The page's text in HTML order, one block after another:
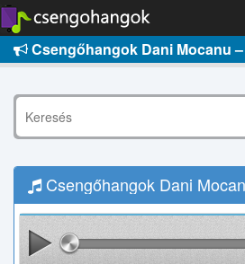
Csengőhangok Dani Mocanu
Csengőhangok Dani Mocanu